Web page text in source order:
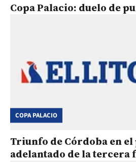
Copa Palacio: duelo de
COPA PALACIO
Triunfo de Córdoba en
adelantado de la tercera